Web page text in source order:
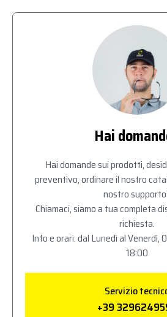
Hai
Hai domande sui prodotti,
preventivo, ordinare il nostro
nostro
Chiamaci, siamo a tua completa
richiesta.
Info e orari: dal Lunedì al Venerdì,
18:00
Servizio
+39